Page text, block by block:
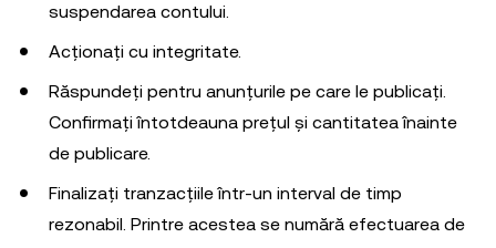
suspendarea contului.
Acționați cu integritate.
Răspundeți pentru anunțurile pe care le publicați.
Confirmați întotdeauna prețul și cantitatea înainte
de publicare.
Finalizați tranzacțiile într-un interval de timp
rezonabil. Printre acestea se numără efectuarea de